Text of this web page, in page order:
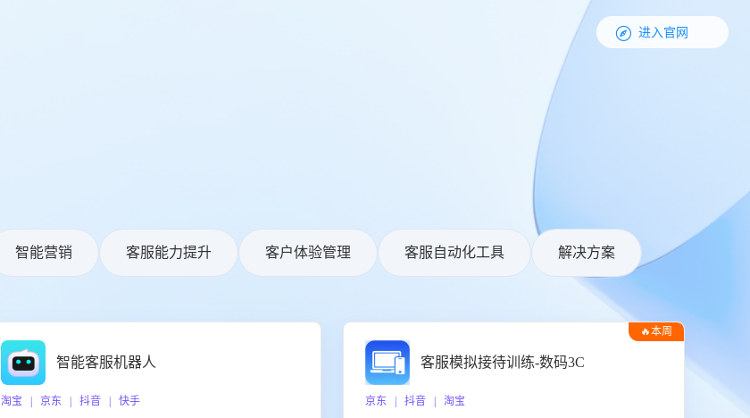
 进入官网
智能营销 客服能力提升 客户体验管理 客服自动化工具 解决方案
智能客服机器人
淘宝 | 京东 | 抖音 | 快手
🔥本周
客服模拟接待训练-数码3C
京东 | 抖音 | 淘宝